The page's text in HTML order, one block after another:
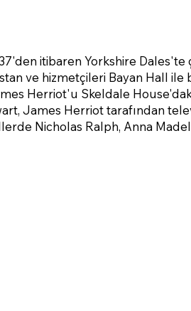
itibaren Yorkshire Dales'te
ve hizmetçileri Bayan Hall ile
Herriot'u Skeldale
James Herriot tarafından
Nicholas Ralph, Anna